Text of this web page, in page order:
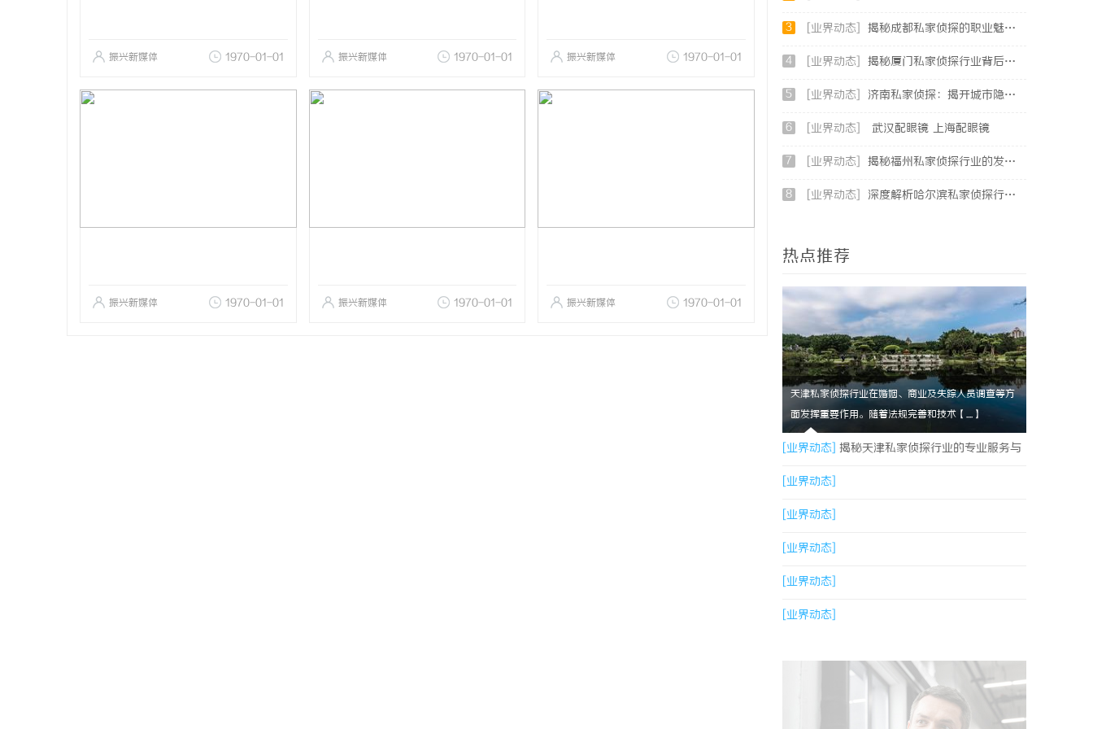
振兴新媒体 1970-01-01 振兴新媒体 1970-01-01 振兴新媒体 1970-01-01
振兴新媒体 1970-01-01 振兴新媒体 1970-01-01 振兴新媒体 1970-01-01
3 [业界动态] 揭秘成都私家侦探的职业魅力与现实挑战
4 [业界动态] 揭秘厦门私家侦探行业背后的故事与服务价值
5 [业界动态] 济南私家侦探：揭开城市隐秘真相的幕后英雄
6 [业界动态] 武汉配眼镜 上海配眼镜
7 [业界动态] 揭秘福州私家侦探行业的发展与实际应用全解析
8 [业界动态] 深度解析哈尔滨私家侦探行业的发展与应用现状
热点推荐
天津私家侦探行业在婚姻、商业及失踪人员调查等方
面发挥重要作用。随着法规完善和技术【....】
[业界动态] 揭秘天津私家侦探行业的专业服务与
发展趋势
[业界动态]
[业界动态]
[业界动态]
[业界动态]
[业界动态]